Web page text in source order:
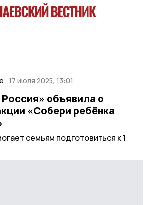
17 июля 2025, 13:01
объявила о
«Собери ребёнка
семьям подготовиться к 1